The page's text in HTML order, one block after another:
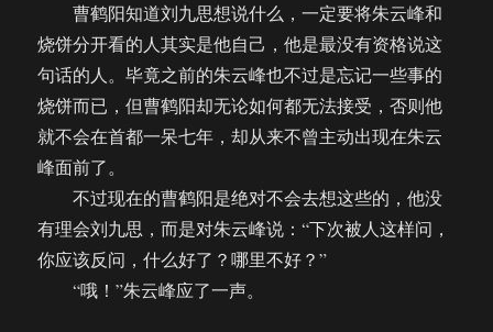
曹鹤阳知道刘九思想说什么，一定要将朱云峰和
烧饼分开看的人其实是他自己，他是最没有资格说这
句话的人。毕竟之前的朱云峰也不过是忘记一些事的
烧饼而已，但曹鹤阳却无论如何都无法接受，否则他
就不会在首都一呆七年，却从来不曾主动出现在朱云
峰面前了。
不过现在的曹鹤阳是绝对不会去想这些的，他没
有理会刘九思，而是对朱云峰说：“下次被人这样问，
你应该反问，什么好了？哪里不好？”
“哦！”朱云峰应了一声。